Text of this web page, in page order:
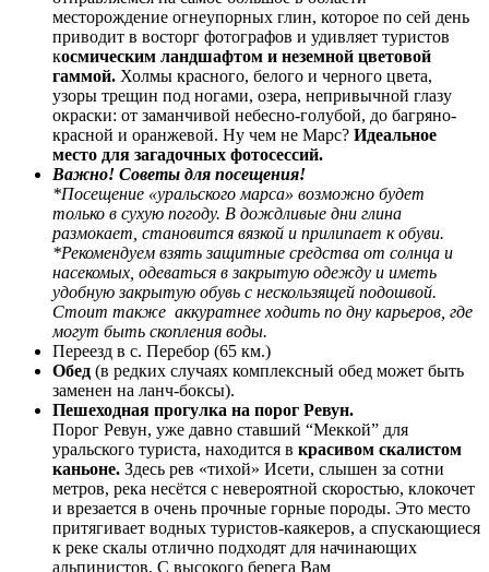
месторождение огнеупорных глин, которое по сей день
приводит в восторг фотографов и удивляет туристов
космическим ландшафтом и неземной цветовой
гаммой. Холмы красного, белого и черного цвета,
узоры трещин под ногами, озера, непривычной глазу
окраски: от заманчивой небесно-голубой, до багряно-
красной и оранжевой. Ну чем не Марс? Идеальное
место для загадочных фотосессий.
Важно! Советы для посещения!
*Посещение «уральского марса» возможно будет
только в сухую погоду. В дождливые дни глина
размокает, становится вязкой и прилипает к обуви.
*Рекомендуем взять защитные средства от солнца и
насекомых, одеваться в закрытую одежду и иметь
удобную закрытую обувь с нескользящей подошвой.
Стоит также аккуратнее ходить по дну карьеров, где
могут быть скопления воды.
Переезд в с. Перебор (65 км.)
Обед (в редких случаях комплексный обед может быть
заменен на ланч-боксы).
Пешеходная прогулка на порог Ревун.
Порог Ревун, уже давно ставший “Меккой” для
уральского туриста, находится в красивом скалистом
каньоне. Здесь рев «тихой» Исети, слышен за сотни
метров, река несётся с невероятной скоростью, клокочет
и врезается в очень прочные горные породы. Это место
притягивает водных туристов-каякеров, а спускающиеся
к реке скалы отлично подходят для начинающих
альпинистов. С высокого берега Вам